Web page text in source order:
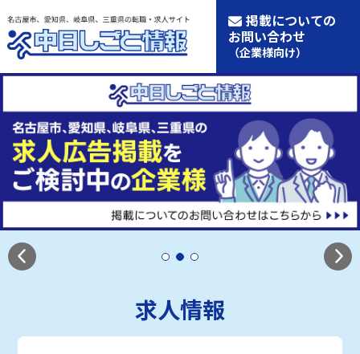
掲載についての
お問い合わせ
（企業様向け）
求人情報